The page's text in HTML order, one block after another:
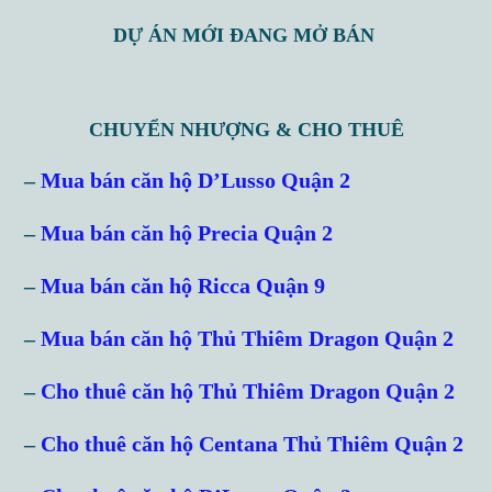
DỰ ÁN MỚI ĐANG MỞ BÁN
CHUYỂN NHƯỢNG & CHO THUÊ
–Mua bán căn hộ D’Lusso Quận 2
–Mua bán căn hộ Precia Quận 2
–Mua bán căn hộ Ricca Quận 9
–Mua bán căn hộ Thủ Thiêm Dragon Quận 2
– Cho thuê căn hộ Thủ Thiêm Dragon Quận 2
– Cho thuê căn hộ Centana Thủ Thiêm Quận 2